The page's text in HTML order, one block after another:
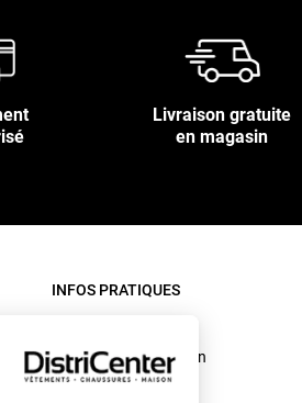
Livraison gratuite
en magasin
INFOS PRATIQUES
Conditions d'utilisation
C.G.V. site internet